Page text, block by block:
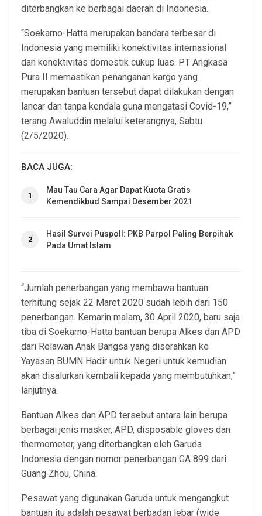
diterbangkan ke berbagai daerah di Indonesia.
“Soekarno-Hatta merupakan bandara terbesar di
Indonesia yang memiliki konektivitas internasional
dan konektivitas domestik cukup luas. PT Angkasa
Pura II memastikan penanganan kargo yang
merupakan bantuan tersebut dapat dilakukan dengan
lancar dan tanpa kendala guna mengatasi Covid-19,”
terang Awaluddin melalui keterangnya, Sabtu
(2/5/2020).
BACA JUGA:
1
Mau Tau Cara Agar Dapat Kuota Gratis
Kemendikbud Sampai Desember 2021
2
Hasil Survei Puspoll: PKB Parpol Paling Berpihak
Pada Umat Islam
“Jumlah penerbangan yang membawa bantuan
terhitung sejak 22 Maret 2020 sudah lebih dari 150
penerbangan. Kemarin malam, 30 April 2020, baru saja
tiba di Soekarno-Hatta bantuan berupa Alkes dan APD
dari Relawan Anak Bangsa yang diserahkan ke
Yayasan BUMN Hadir untuk Negeri untuk kemudian
akan disalurkan kembali kepada yang membutuhkan,”
lanjutnya.
Bantuan Alkes dan APD tersebut antara lain berupa
berbagai jenis masker, APD, disposable gloves dan
thermometer, yang diterbangkan oleh Garuda
Indonesia dengan nomor penerbangan GA 899 dari
Guang Zhou, China.
Pesawat yang digunakan Garuda untuk mengangkut
bantuan itu adalah pesawat berbadan lebar (wide